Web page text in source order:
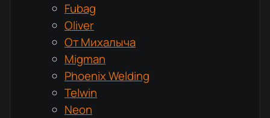
Fubag
Oliver
От Михалыча
Migman
Phoenix Welding
Telwin
Neon